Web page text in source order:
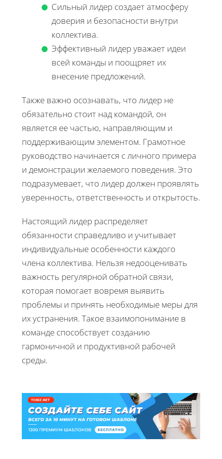
Сильный лидер создает атмосферу
доверия и безопасности внутри
коллектива.
Эффективный лидер уважает идеи
всей команды и поощряет их
внесение предложений.
Также важно осознавать, что лидер не
обязательно стоит над командой, он
является ее частью, направляющим и
поддерживающим элементом. Грамотное
руководство начинается с личного примера
и демонстрации желаемого поведения. Это
подразумевает, что лидер должен проявлять
уверенность, ответственность и открытость.
Настоящий лидер распределяет
обязанности справедливо и учитывает
индивидуальные особенности каждого
члена коллектива. Нельзя недооценивать
важность регулярной обратной связи,
которая помогает вовремя выявить
проблемы и принять необходимые меры для
их устранения. Такое взаимопонимание в
команде способствует созданию
гармоничной и продуктивной рабочей
среды.